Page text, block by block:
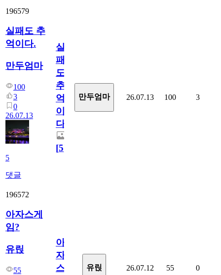
196579
실패도 추
억이다.
만두엄마
100
3
0
26.07.13
5
댓글
실
패
도
추
억
이
다.
[5]
만두엄마 26.07.13 100 3
196572
아자스게
임?
유릱
55
아
자
스
유릱 26.07.12 55 0